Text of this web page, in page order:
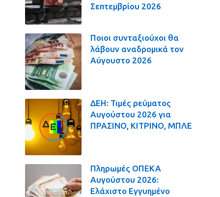
Σεπτεμβρίου 2026
Ποιοι συνταξιούχοι θα
λάβουν αναδρομικά τον
Αύγουστο 2026
ΔΕΗ: Τιμές ρεύματος
Αυγούστου 2026 για
ΠΡΑΣΙΝΟ, ΚΙΤΡΙΝΟ, ΜΠΛΕ
Πληρωμές ΟΠΕΚΑ
Αυγούστου 2026:
Ελάχιστο Εγγυημένο